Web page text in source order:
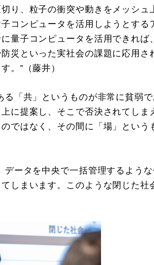
り、粒子の衝突や動きをメッシ
コンピュータを活用しようとす
量子コンピュータを活用できれ
災といった実社会の課題に応用
。”（藤井）
る「共」というものが非常に貧弱
に提案し、そこで否決されてし
ではなく、その間に「場」とい
データを中央で一括管理するよう
しまいます。このような閉じた